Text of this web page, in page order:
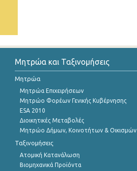
Μητρώα και Ταξινομήσεις
Μητρώα
Μητρώα Επιχειρήσεων
Μητρώο Φορέων Γενικής Κυβέρνησης
ESA 2010
Διοικητικές Μεταβολές
Μητρώο Δήμων, Κοινοτήτων & Οικισμών
Ταξινομήσεις
Ατομική Κατανάλωση
Βιομηχανικά Προϊόντα